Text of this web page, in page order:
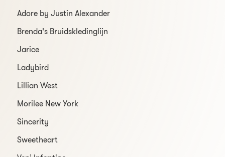
Adore by Justin Alexander
Brenda's Bruidskledinglijn
Jarice
Ladybird
Lillian West
Morilee New York
Sincerity
Sweetheart